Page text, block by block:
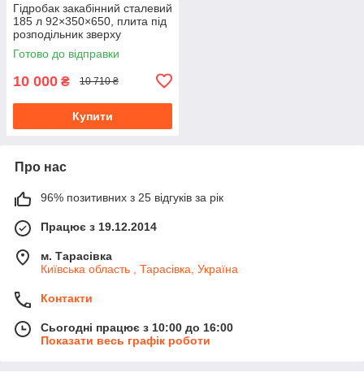
Гідробак закабінний сталевий
185 л 92×350×650, плита під
розподільник зверху
Готово до відправки
10 000 ₴ 10 710 ₴
Купити
Про нас
96% позитивних з 25 відгуків за рік
Працює з 19.12.2014
м. Тарасівка
Київська область , Тарасівка, Україна
Контакти
Сьогодні працює з 10:00 до 16:00
Показати весь графік роботи